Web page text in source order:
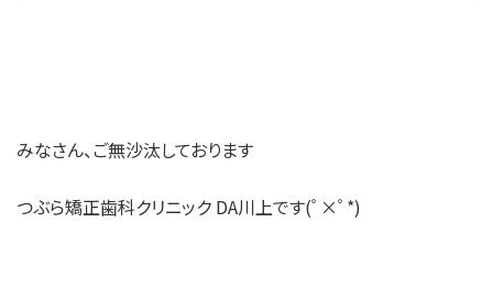
みなさん、ご無沙汰しております
つぶら矯正歯科クリニック DA川上です(ﾟ×ﾟ*)